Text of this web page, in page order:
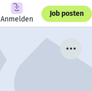
Anmelden
Job posten